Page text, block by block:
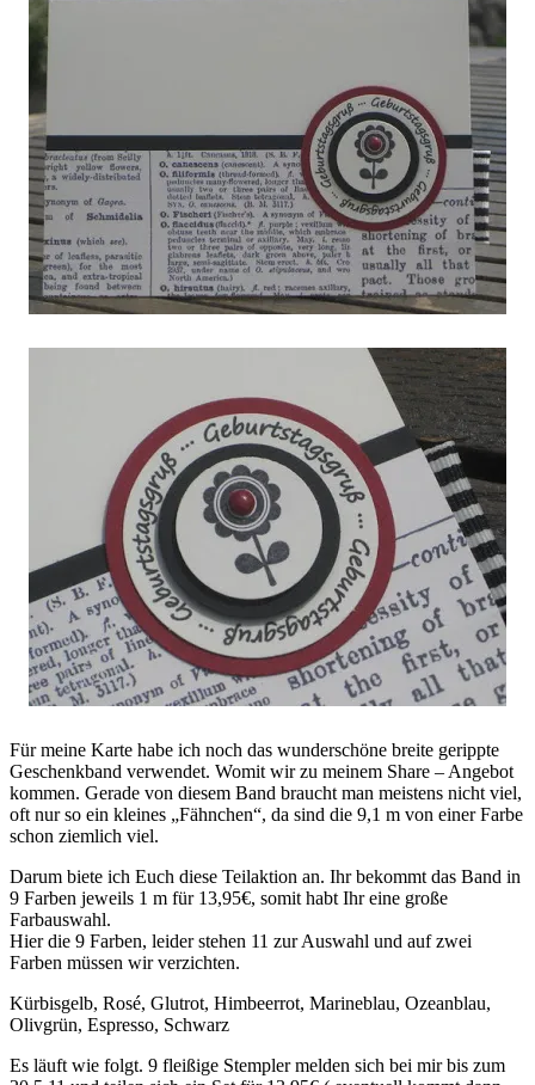
Für meine Karte habe ich noch das wunderschöne breite gerippte
Geschenkband verwendet. Womit wir zu meinem Share – Angebot
kommen. Gerade von diesem Band braucht man meistens nicht viel,
oft nur so ein kleines „Fähnchen“, da sind die 9,1 m von einer Farbe
schon ziemlich viel.
Darum biete ich Euch diese Teilaktion an. Ihr bekommt das Band in
9 Farben jeweils 1 m für 13,95€, somit habt Ihr eine große
Farbauswahl.
Hier die 9 Farben, leider stehen 11 zur Auswahl und auf zwei
Farben müssen wir verzichten.
Kürbisgelb, Rosé, Glutrot, Himbeerrot, Marineblau, Ozeanblau,
Olivgrün, Espresso, Schwarz
Es läuft wie folgt. 9 fleißige Stempler melden sich bei mir bis zum